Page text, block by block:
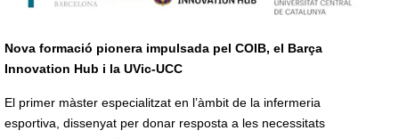
Nova formació pionera impulsada pel COIB, el Barça
Innovation Hub i la UVic-UCC
El primer màster especialitzat en l’àmbit de la infermeria
esportiva, dissenyat per donar resposta a les necessitats